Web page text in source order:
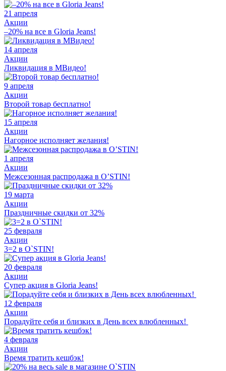
21 апреля
Акции
–20% на все в Gloria Jeans!
14 апреля
Акции
Ликвидация в МВидео!
9 апреля
Акции
Второй товар бесплатно!
15 апреля
Акции
Нагорное исполняет желания!
1 апреля
Акции
Межсезонная распродажа в O’STIN!
19 марта
Акции
Праздничные скидки от 32%
25 февраля
Акции
3=2 в O`STIN!
20 февраля
Акции
Супер акция в Gloria Jeans!
12 февраля
Акции
Порадуйте себя и близких в День всех влюбленных!
4 февраля
Акции
Время тратить кешбэк!